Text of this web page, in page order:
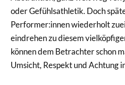
oder Gefühlsathletik. Doch
Performer:innen wiederholt
eindrehen zu diesem
können dem Betrachter schon
Umsicht, Respekt und Achtung